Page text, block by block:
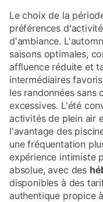
Le choix de la
préférences
d'ambiance.
saisons optimales,
affluence réduite et
intermédiaires
les randonnées
excessives. L'été
activités de plein air
l'avantage des
une fréquentation
expérience intimiste
absolue, avec des
disponibles à des
authentique propice